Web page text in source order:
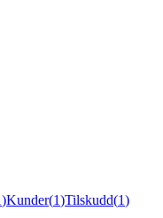
)Kunder(1)Tilskudd(1)